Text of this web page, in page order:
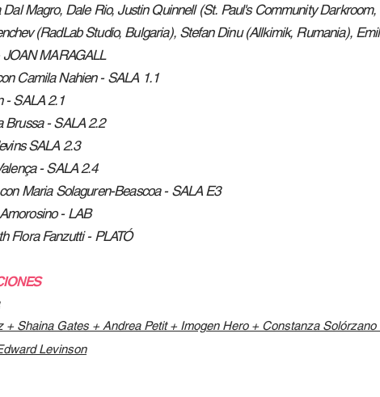
Dal Magro, Dale Rio, Justin Quinnell (St. Paul's Community
(RadLab Studio, Bulgaria), Stefan Dinu (Allkimik, Rumania),
JOAN MARAGALL
Camila Nahien- SALA 1.1
- SALA 2.1
Brussa- SALA 2.2
SALA 2.3
-SALA 2.4
con Maria Solaguren-Beascoa - SALA E3
- LAB
Flora Fanzutti - PLATÓ
+ Shaina Gates + Andrea Petit + Imogen Hero + Constanza
Levinson